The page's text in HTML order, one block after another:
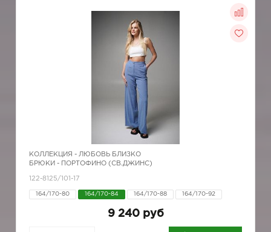
КОЛЛЕКЦИЯ - ЛЮБОВЬ БЛИЗКО
БРЮКИ - ПОРТОФИНО (СВ.ДЖИНС)
122-8125/101-17
164/170-80 164/170-84 164/170-88 164/170-92
9 240 руб